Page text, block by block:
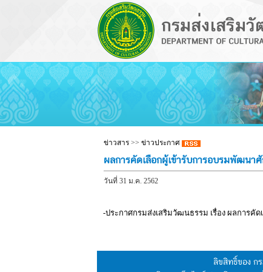
ข่าวสาร >> ข่าวประกาศ
ผลการคัดเลือกผู้เข้ารับการอบรมพัฒน
วันที่ 31 ม.ค. 2562
-ประกาศกรมส่งเสริมวัฒนธรรม เรื่อง ผลการ
ลิขสิทธิ์ของ ก